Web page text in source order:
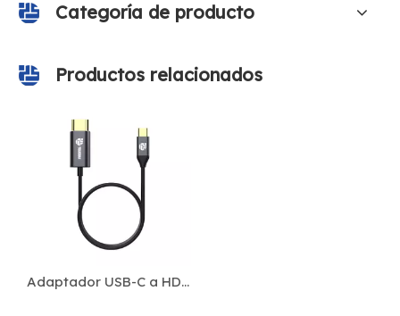
Categoría de producto
Productos relacionados
Adaptador USB-C a HDMI 4K@60Hz: cable macho tipo C a HDMI para MacBook, iPad, computadora portátil, dispositivos Android, monitores, televisores y proyectores